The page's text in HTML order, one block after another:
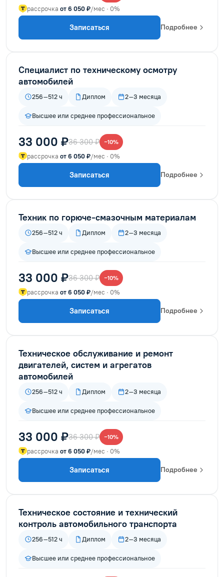
рассрочка от 6 050 ₽/мес · 0%
Записаться Подробнее
Специалист по техническому осмотру
автомобилей
256–512 ч Диплом 2–3 месяца
Высшее или среднее профессиональное
33 000 ₽36 300 ₽ −10%
рассрочка от 6 050 ₽/мес · 0%
Записаться Подробнее
Техник по горюче-смазочным материалам
256–512 ч Диплом 2–3 месяца
Высшее или среднее профессиональное
33 000 ₽36 300 ₽ −10%
рассрочка от 6 050 ₽/мес · 0%
Записаться Подробнее
Техническое обслуживание и ремонт
двигателей, систем и агрегатов
автомобилей
256–512 ч Диплом 2–3 месяца
Высшее или среднее профессиональное
33 000 ₽36 300 ₽ −10%
рассрочка от 6 050 ₽/мес · 0%
Записаться Подробнее
Техническое состояние и технический
контроль автомобильного транспорта
256–512 ч Диплом 2–3 месяца
Высшее или среднее профессиональное